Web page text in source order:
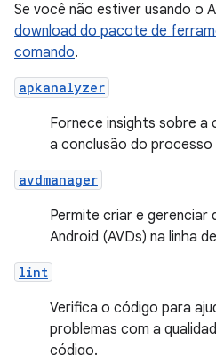
Se você não estiver usando o
download do pacote de
comando.
apkanalyzer
Fornece insights sobre a
a conclusão do
avdmanager
Permite criar e gerenciar
Android (AVDs) na linha
lint
Verifica o código para
problemas com a
código.